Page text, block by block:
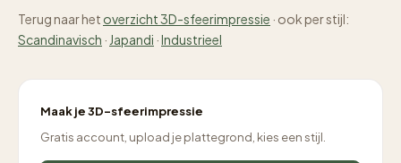
Terug naar het overzicht 3D-sfeerimpressie · ook per stijl:
Scandinavisch · Japandi ·Industrieel
Maak je 3D-sfeerimpressie
Gratis account, upload je plattegrond, kies een stijl.